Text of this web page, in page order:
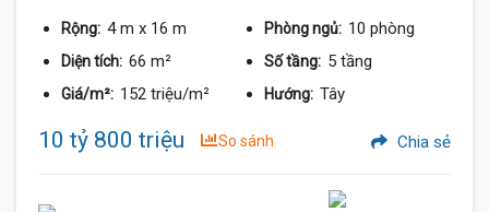
Rộng: 4 m x 16 m Phòng ngủ: 10 phòng
Diện tích: 66 m² Số tầng: 5 tầng
Giá/m²: 152 triệu/m² Hướng: Tây
10 tỷ 800 triệu So sánh Chia sẻ